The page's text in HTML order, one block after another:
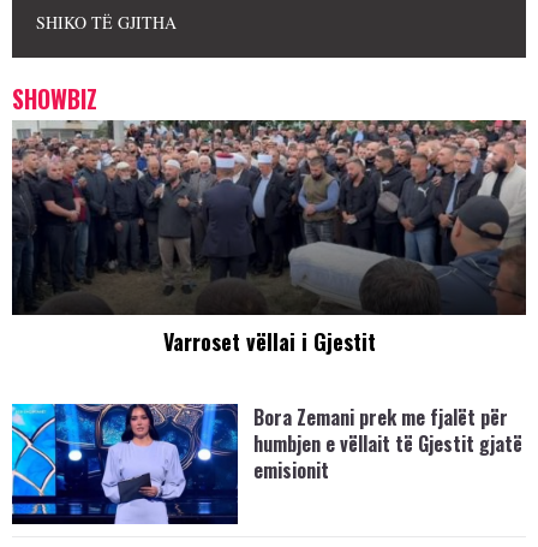
SHIKO TË GJITHA
SHOWBIZ
Varroset vëllai i Gjestit
Bora Zemani prek me fjalët për
humbjen e vëllait të Gjestit gjatë
emisionit